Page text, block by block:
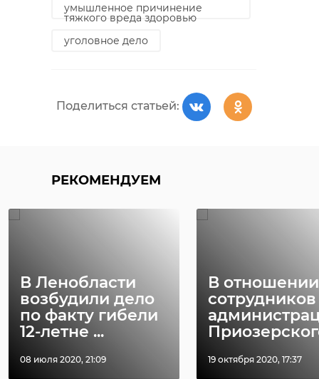
умышленное причинение
тяжкого вреда здоровью
уголовное дело
Поделиться статьей:
РЕКОМЕНДУЕМ
В Ленобласти
возбудили дело
по факту гибели
12-летне ...
08 июля 2020, 21:09
В отношении
сотрудников
19 октября 2020, 17:37